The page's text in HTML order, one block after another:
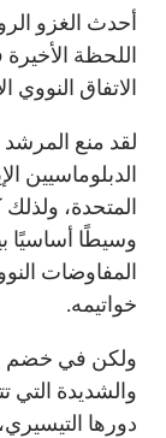
أحدث الغزو
اللحظة
الاتفاق النووي
لقد منع المرشد
الدبلوماسيين
المتحدة،
وسيطًا أساسيًا
المفاوضات
خواتيمه.
ولكن في خضم
والشديدة التي
دورها